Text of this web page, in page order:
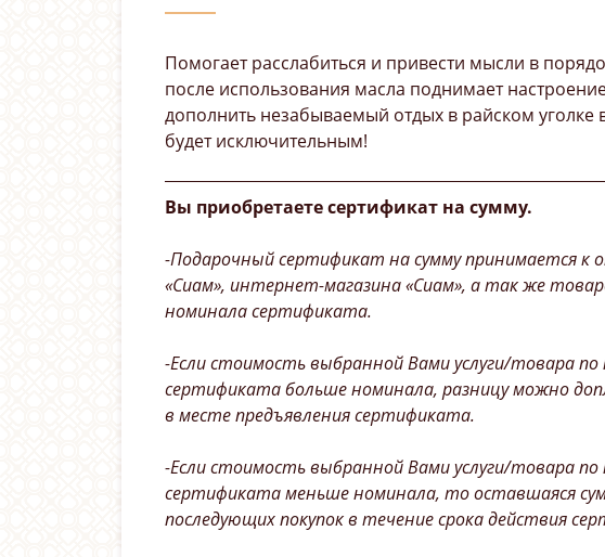
Помогает расслабиться и привести мысли в
после использования масла поднимает
дополнить незабываемый отдых в райском уголке
будет исключительным!
Вы приобретаете сертификат на сумму.
-Подарочный сертификат на сумму принимается к
«Сиам», интернет-магазина «Сиам», а так же
номинала сертификата.
-Если стоимость выбранной Вами услуги/товара
сертификата больше номинала, разницу можно
в месте предъявления сертификата.
-Если стоимость выбранной Вами услуги/товара
сертификата меньше номинала, то оставшаяся
последующих покупок в течение срока действия